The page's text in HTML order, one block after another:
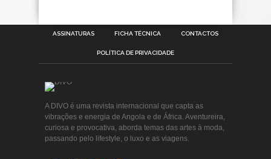
ASSINATURAS FICHA TÉCNICA CONTACTOS
POLÍTICA DE PRIVACIDADE
A DIVO é uma revista internacional que capta as
vibrações e energia de Angola e de África. Aventureira,
curiosa e provocativa, aborda temas das artes à moda,
passando pelo lifestyle, o luxo e as viagens.